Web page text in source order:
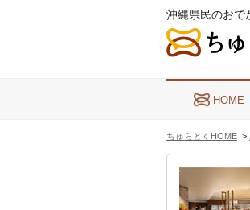
沖縄県民のおで
HOME
ちゅらとくHOME >